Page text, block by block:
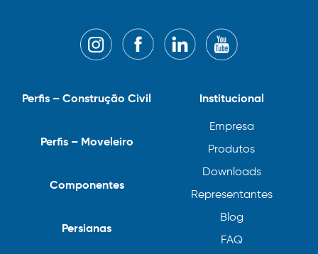
Institucional
Empresa
Produtos
Downloads
Representantes
Blog
FAQ
Perfis – Construção Civil
Perfis – Moveleiro
Componentes
Persianas